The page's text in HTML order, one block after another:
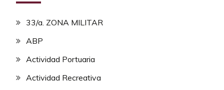
33/a. ZONA MILITAR
ABP
Actividad Portuaria
Actividad Recreativa